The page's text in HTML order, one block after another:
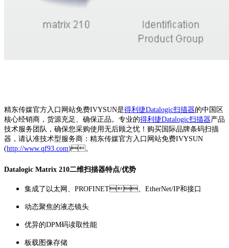
精东传媒官方入口网站免费IVYSUN是得利捷Datalogic扫描器的中国区
核心经销商，货源充足、确保正品。专业的得利捷Datalogic扫描器产品
技术服务团队，确保您采购使用无后顾之忧！购买国际品牌条码扫描
器，请认准技术型服务商：精东传媒官方入口网站免费IVYSUN
(http://www.qf93.com)。
Datalogic Matrix 210二维扫描器特点/优势
集成了以太网、PROFINET、EtherNet/IP和接口
动态聚焦的液态镜头
优异的DPM码读取性能
板载图像存储